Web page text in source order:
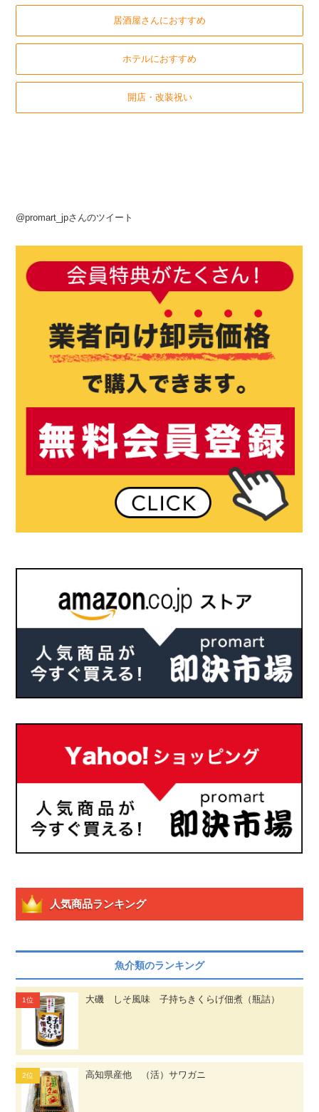
居酒屋さんにおすすめ
ホテルにおすすめ
開店・改装祝い
@promart_jpさんのツイート
人気商品ランキング
魚介類のランキング
大磯 しそ風味 子持ちきくらげ佃煮（瓶詰）
高知県産他 （活）サワガニ